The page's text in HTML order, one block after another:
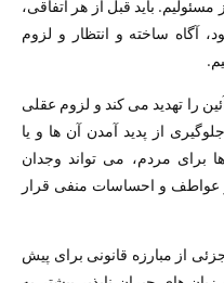
مسئولیم. باید قبل از ھر اتفاقی،
آگاه ساخته و انتظار و لزوم
را تھدید می کند و لزوم عقلی
از پدید آمدن آن ھا و یا
برای مردم، می تواند وجدان
عواطف و احساسات منفی قرار
از مبارزه قانونی برای پیش